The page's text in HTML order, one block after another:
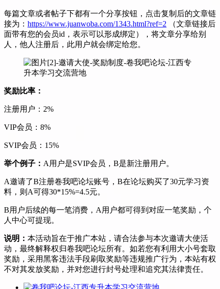
每篇文章或者帖子下都有一个分享按钮，点击复制后的文章链
接为： https://www.juanwoba.com/1343.html?ref=2 （文章链接后
面带有您的会员id，表示可以形成绑定），将文章分享给别
人，他人注册后，此用户就会绑定给您。
奖励比率：
注册用户：2%
VIP会员：8%
SVIP会员：15%
举个例子： A用户是SVIP会员，B是新注册用户。
A邀请了B注册卷我吧论坛账号，B在论坛购买了30元学习资
料，则A可得30*15%=4.5元。
B用户后续的每一笔消费，A用户都可得到对应一笔奖励，个
人中心可提现。
说明： 本活动旨在于推广本站，请合法参与本次邀请大使活
动，最终解释权归卷我吧论坛所有。如若您有利用大小号套取
奖励，采用黑客违法手段刷取奖励等违规推广行为，本站有权
不对其发放奖励，并对您进行封号处理和追究其法律责任。